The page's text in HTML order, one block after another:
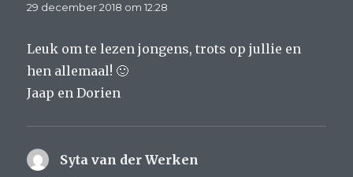
29 december 2018 om 12:28
Leuk om te lezen jongens, trots op jullie en
hen allemaal! 🙂
Jaap en Dorien
Syta van der Werken